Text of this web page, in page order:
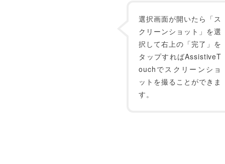
選択画面が開いたら「ス
クリーンショット」を選
択して右上の「完了」を
タップすればAssistiveT
ouchでスクリーンショ
ットを撮ることができま
す。